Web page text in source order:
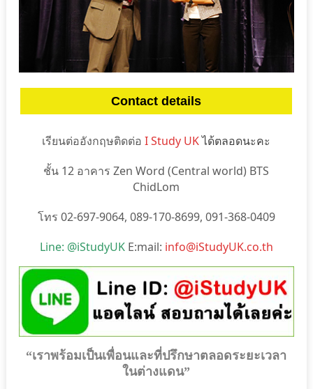
Contact details
เรียนต่ออังกฤษติดต่อI Study UKได้ตลอดนะคะ
ชั้น 12 อาคาร Zen Word (Central world) BTS
ChidLom
โทร 02-697-9064, 089-170-8699, 091-368-0409
Line: @iStudyUKE:mail: info@iStudyUK.co.th
“เราพร้อมเป็นเพื่อนและที่ปรึกษาตลอดระยะเวลา
ในต่างแดน”